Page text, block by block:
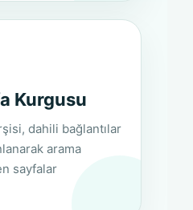
Kurgusu
dahili bağlantılar
arama
sayfalar